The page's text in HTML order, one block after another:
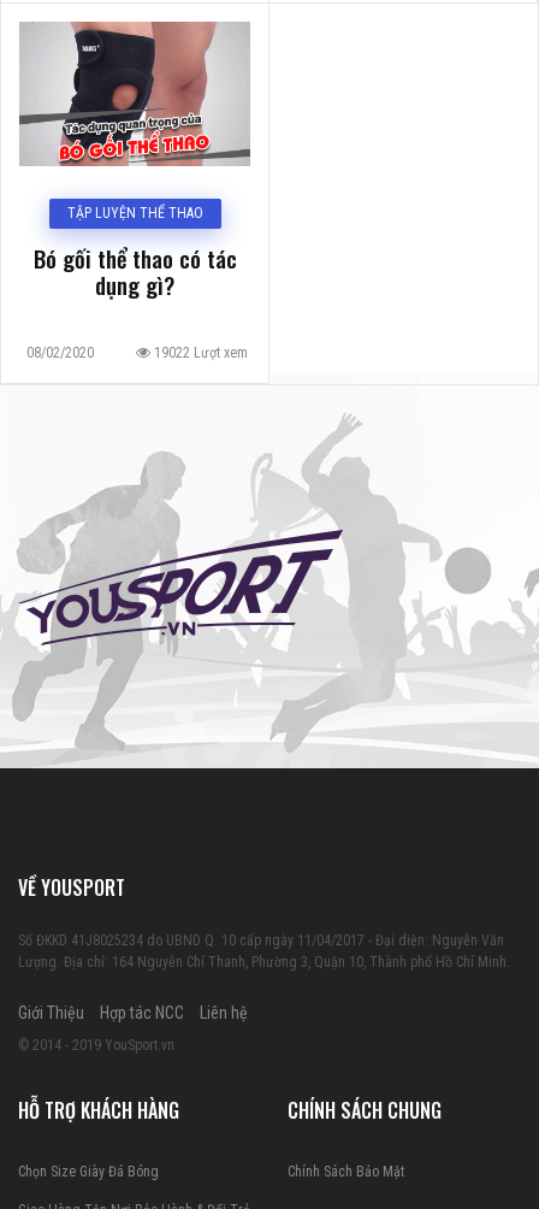
TẬP LUYỆN THỂ THAO
Bó gối thể thao có tác
dụng gì?
08/02/2020 19022 Lượt xem
VỀ YOUSPORT
Số ĐKKD 41J8025234 do UBND Q. 10 cấp ngày 11/04/2017 - Đại diện: Nguyễn Văn
Lượng. Địa chỉ: 164 Nguyễn Chí Thanh, Phường 3, Quận 10, Thành phố Hồ Chí Minh.
Giới Thiệu Hợp tác NCC Liên hệ
© 2014 - 2019 YouSport.vn
HỖ TRỢ KHÁCH HÀNG
Chọn Size Giày Đá Bóng
CHÍNH SÁCH CHUNG
Chính Sách Bảo Mật